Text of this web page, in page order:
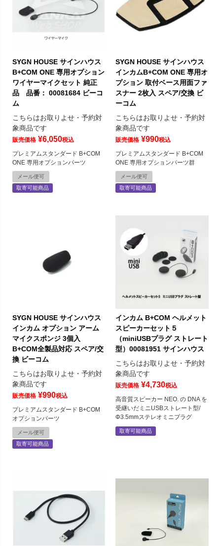
SYGN HOUSE サインハウス
B+COM ONE 専用オプション
ワイヤーマイクセット 純正
品 品番： 00081684 ビーコ
ム
こちらはお取りよせ・予約対
象商品です
販売価格 ¥6,050税込
プレミアムスタンダード B+COM
ONE 専用オプションパーツ
メール便可
取寄可能商品
SYGN HOUSE サインハウス
インカムB+COM ONE 専用オ
プション 取付ベース用面ファ
スナー 2枚入 スペア/交換 ビ
ーコム
こちらはお取りよせ・予約対
象商品です
販売価格 ¥990税込
プレミアムスタンダード B+COM
ONE 専用オプションパーツ群
メール便可
取寄可能商品
SYGN HOUSE サインハウス
インカム オプション アーム
マイクスポンジ 3個入
B+COM全製品対応 スペア/交
換 ビーコム
こちらはお取りよせ・予約対
象商品です
販売価格 ¥990税込
プレミアムスタンダード B+COM
オプションパーツ
メール便可
取寄可能商品
インカム B+COM ヘルメット
スピーカーセット５
（miniUSBプラグ ストレート
型）00081951 サインハウス
こちらはお取りよせ・予約対
象商品です
販売価格 ¥4,730税込
高音質スピーカー NEO. の DNA を
受継いだミニUSBストレート型/
Φ3.5mmステレオミニプラグ
取寄可能商品